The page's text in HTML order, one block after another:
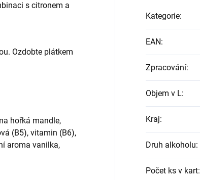
s citronem a
Ozdobte plátkem
hořká mandle,
(B5), vitamin (B6),
aroma vanilka,
Kategorie:
EAN:
Zpracování:
Objem v L:
Kraj:
Druh alkoholu:
Počet ks v kart: